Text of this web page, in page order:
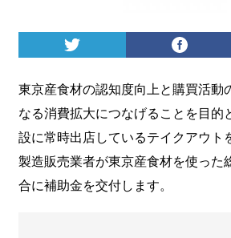
東京産食材の認知度向上と購買活動
なる消費拡大につなげることを目的
設に常時出店しているテイクアウト
製造販売業者が東京産食材を使った
合に補助金を交付します。